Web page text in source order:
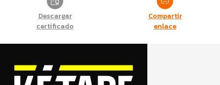
Descargar
certificado
Compartir
enlace